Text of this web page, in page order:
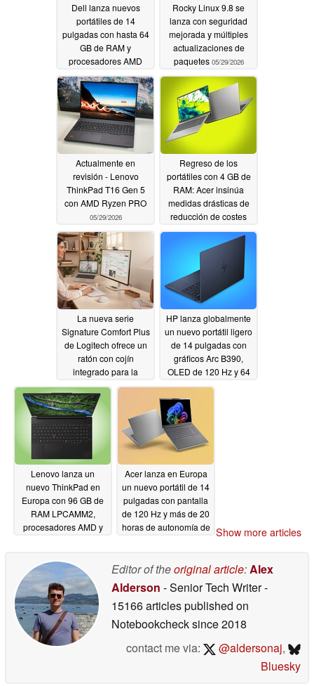
Dell lanza nuevos
portátiles de 14
pulgadas con hasta 64
GB de RAM y
procesadores AMD
Ryzen o Intel Panther
05/29/2026
Rocky Linux 9.8 se
lanza con seguridad
mejorada y múltiples
actualizaciones de
paquetes 05/29/2026
Actualmente en
revisión - Lenovo
ThinkPad T16 Gen 5
con AMD Ryzen PRO
05/29/2026
Regreso de los
portátiles con 4 GB de
RAM: Acer insinúa
medidas drásticas de
reducción de costes
05/29/2026
La nueva serie
Signature Comfort Plus
de Logitech ofrece un
ratón con cojín
integrado para la
palma de la mano y un
teclado con
reposamuñecas
blando de doble
espuma
05/29/2026
HP lanza globalmente
un nuevo portátil ligero
de 14 pulgadas con
gráficos Arc B390,
OLED de 120 Hz y 64
GB de RAM
Lenovo lanza un
nuevo ThinkPad en
Europa con 96 GB de
RAM LPCAMM2,
procesadores AMD y
Acer lanza en Europa
un nuevo portátil de 14
pulgadas con pantalla
de 120 Hz y más de 20
horas de autonomía de Show more articles
Editor of theoriginal article:Alex
Alderson - Senior Tech Writer-
15166 articles published on
Notebookchecksince 2018
contact me via:
@aldersonaj,
Bluesky